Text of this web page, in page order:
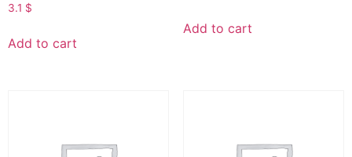
3.1 $
Add to cart
Add to cart